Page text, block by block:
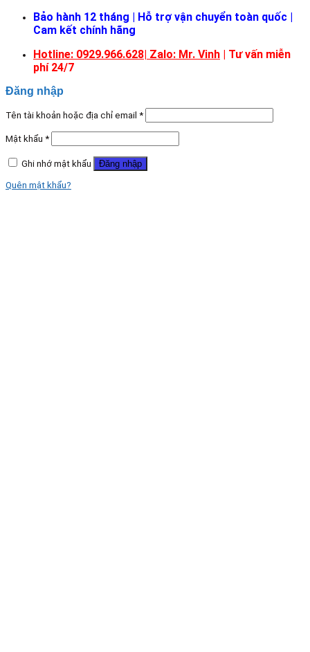
Bảo hành 12 tháng | Hỗ trợ vận chuyển toàn quốc |
Cam kết chính hãng
Hotline: 0929.966.628| Zalo: Mr. Vinh | Tư vấn miễn
phí 24/7
Đăng nhập
Tên tài khoản hoặc địa chỉ email *
Mật khẩu *
Ghi nhớ mật khẩu Đăng nhập
Quên mật khẩu?